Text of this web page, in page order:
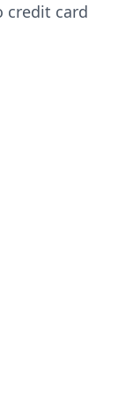
credit card